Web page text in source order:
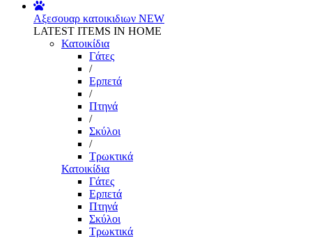
Αξεσουαρ κατοικιδιων NEW
LATEST ITEMS IN HOME
Κατοικίδια
Γάτες
/
Ερπετά
/
Πτηνά
/
Σκύλοι
/
Τρωκτικά
Κατοικίδια
Γάτες
Ερπετά
Πτηνά
Σκύλοι
Τρωκτικά